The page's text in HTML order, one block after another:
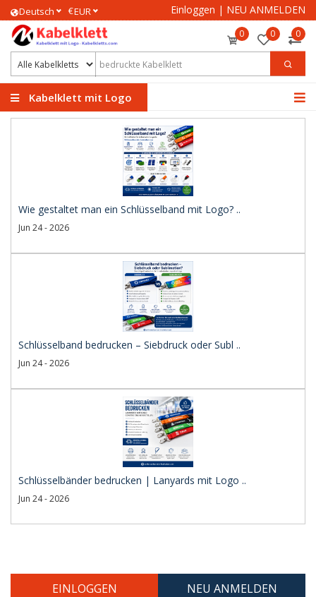
Deutsch €EUR Einloggen | NEU ANMELDEN
0 0 0
Kabelklett mit Logo
Wie gestaltet man ein Schlüsselband mit Logo? ..
Jun 24 - 2026
Schlüsselband bedrucken – Siebdruck oder Subl ..
Jun 24 - 2026
Schlüsselbänder bedrucken | Lanyards mit Logo ..
Jun 24 - 2026
EINLOGGEN NEU ANMELDEN